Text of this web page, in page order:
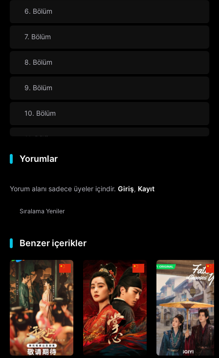
6. Bölüm
7. Bölüm
8. Bölüm
9. Bölüm
10. Bölüm
11. Bölüm
12. Bölüm
13. Bölüm
14. Bölüm
15. Bölüm
16. Bölüm
17. Bölüm
18. Bölüm
19. Bölüm
Yorumlar
Yorum alanı sadece üyeler içindir. Giriş, Kayıt
Sıralama Yeniler
Benzer içerikler